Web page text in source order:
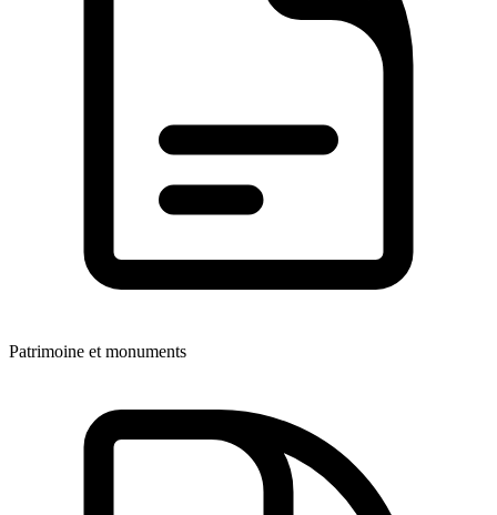
Patrimoine et monuments